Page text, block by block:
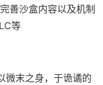
善沙盒内容以及机制
等
微末之身，于诡谲的